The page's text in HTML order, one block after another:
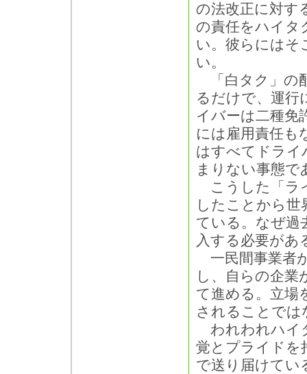
の法改正に対す
の責任をハイタ
い。彼らにはそ
い。
「白タク」の
るだけで、運行
イバーは二種免
には雇用責任も
はすべてドライ
まりない事態で
こうした「ラ
したことから世
ている。なぜ過
入する必要があ
一民間事業者
し、自らの企業
て進める。立場
されることでは
われわれハイ
覚とプライドを
で送り届けてい